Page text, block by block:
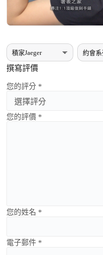
撰寫評價
您的評分 *
您的評價 *
您的姓名 *
電子郵件 *